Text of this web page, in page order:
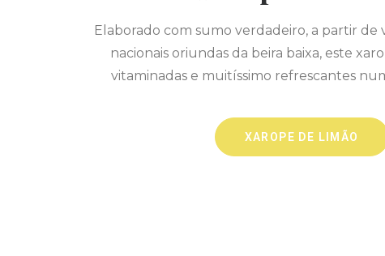
Elaborado com sumo verdadeiro, a partir de
nacionais oriundas da beira baixa, este
vitaminadas e muitíssimo refrescantes
XAROPE DE LIMÃO